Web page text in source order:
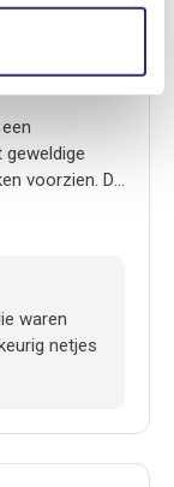
voorzien. De
Ook de
iets anders
waren
netjes